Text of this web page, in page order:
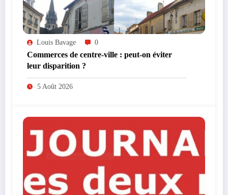
Louis Bavage 0
Commerces de centre-ville : peut-on éviter
leur disparition ?
5 Août 2026